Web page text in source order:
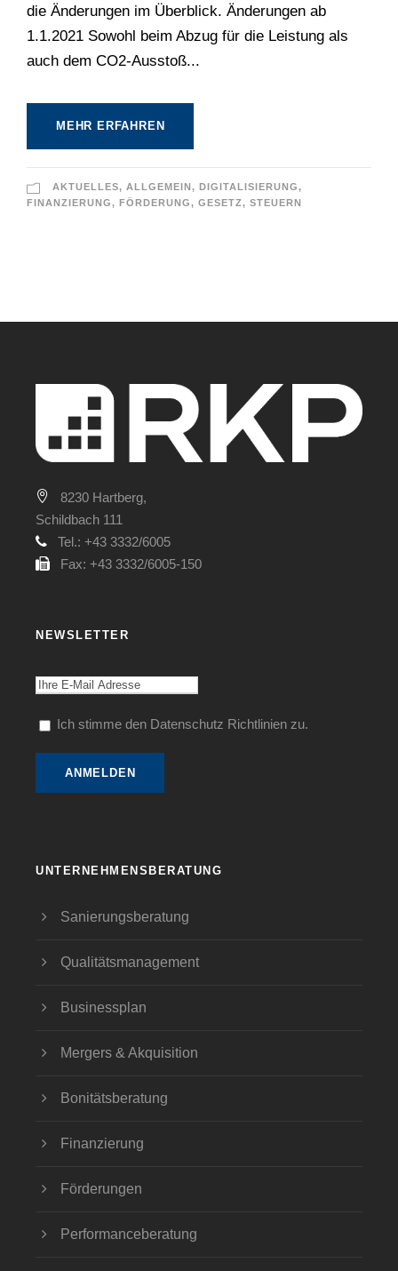
die Änderungen im Überblick. Änderungen ab
1.1.2021 Sowohl beim Abzug für die Leistung als
auch dem CO2-Ausstoß...
MEHR ERFAHREN
AKTUELLES, ALLGEMEIN, DIGITALISIERUNG,
FINANZIERUNG, FÖRDERUNG, GESETZ, STEUERN
8230 Hartberg,
Schildbach 111
Tel.: +43 3332/6005
Fax: +43 3332/6005-150
NEWSLETTER
Ich stimme den Datenschutz Richtlinien zu.
UNTERNEHMENSBERATUNG
Sanierungsberatung
Qualitätsmanagement
Businessplan
Mergers & Akquisition
Bonitätsberatung
Finanzierung
Förderungen
Performanceberatung